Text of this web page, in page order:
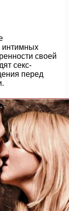
интимных
своей
секс-
перед